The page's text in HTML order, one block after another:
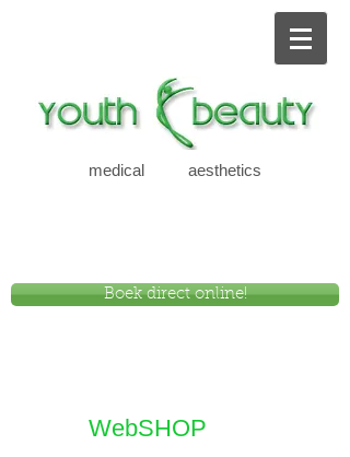
medical aesthetics
Boek direct online!
WebSHOP